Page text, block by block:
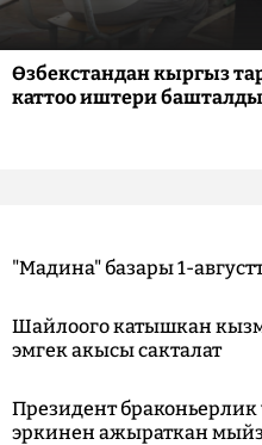
Өзбекстандан кыргыз
каттоо иштери башталды
"Мадина" базары 1-
Шайлоого катышкан
эмгек акысы сакталат
Президент
эркинен ажыраткан